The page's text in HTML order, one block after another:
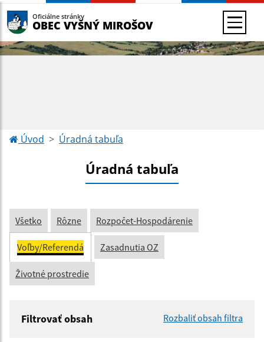
Oficiálne stránky
OBEC VYŠNÝ MIROŠOV
Úvod Úradná tabuľa
Úradná tabuľa
Všetko Rôzne Rozpočet-Hospodárenie
Voľby/Referendá Zasadnutia OZ
Životné prostredie
Filtrovať obsah Rozbaliť obsah filtra